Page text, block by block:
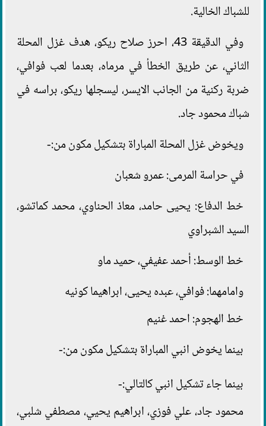
للشباك الخالية.
وفي الدقيقة 43، احرز صلاح ريكو، هدف غزل المحلة
الثاني، عن طريق الخطأ في مرماه، بعدما لعب فوافي،
ضربة ركنية من الجانب الايسر، ليسجلها ريكو، براسه في
شباك محمود جاد.
ويخوض غزل المحلة المباراة بتشكيل مكون من:-
في حراسة المرمى: عمرو شعبان
خط الدفاع: يحيى حامد، معاذ الحناوي، محمد كماتشو،
السيد الشبراوي
خط الوسط: أحمد عفيفي، حميد ماو
وامامهما: فوافي، عبده يحيى، ابراهيما كونيه
خط الهجوم: احمد غنيم
بينما يخوض انبي المباراة بتشكيل مكون من:-
بينما جاء تشكيل انبي كالتالي:-
محمود جاد، علي فوزي، ابراهيم يحيي، مصطفي شلبي،